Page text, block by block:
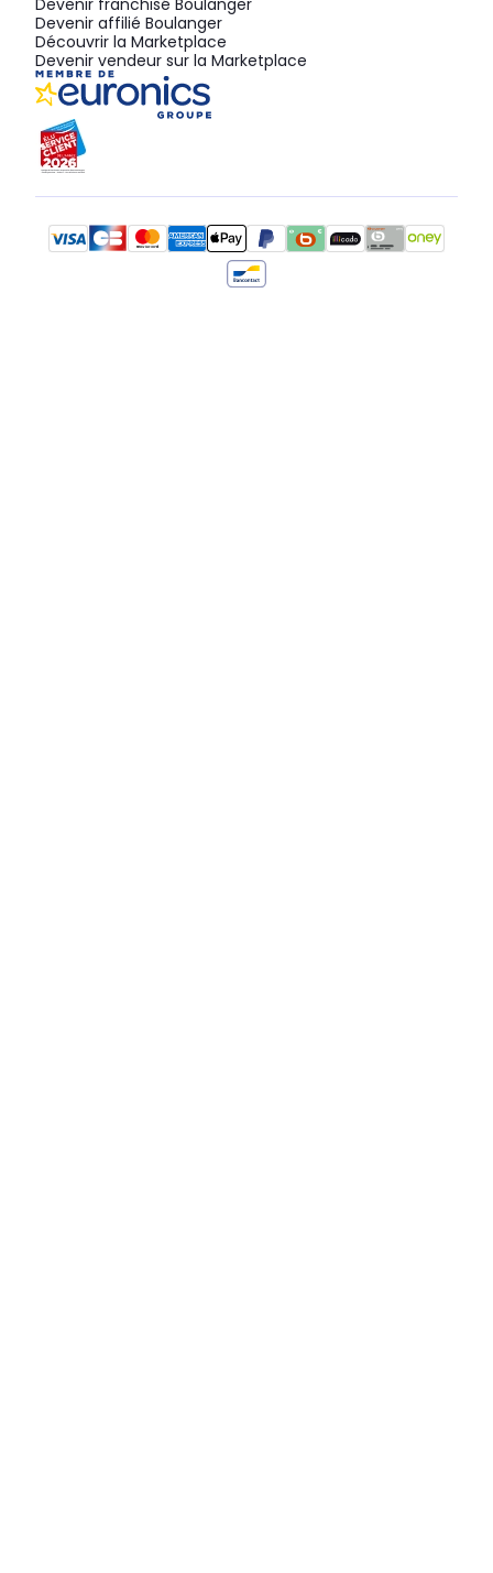
Devenir franchisé Boulanger
Devenir affilié Boulanger
Découvrir la Marketplace
Devenir vendeur sur la Marketplace